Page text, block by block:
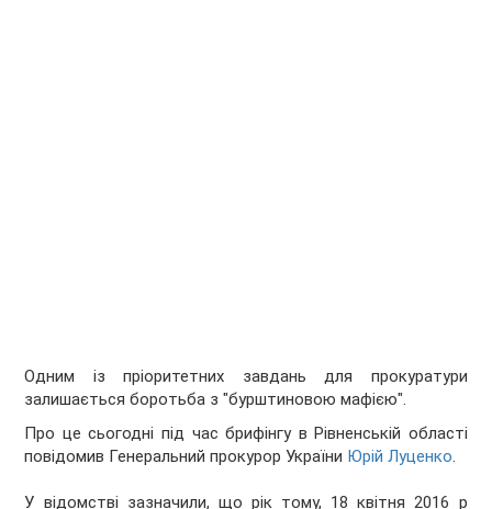
Одним із пріоритетних завдань для прокуратури
залишається боротьба з "бурштиновою мафією".
Про це сьогодні під час брифінгу в Рівненській області
повідомив Генеральний прокурор України Юрій Луценко.
У відомстві зазначили, що рік тому, 18 квітня 2016 р